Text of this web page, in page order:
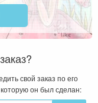
свой заказ по его
он был сделан: